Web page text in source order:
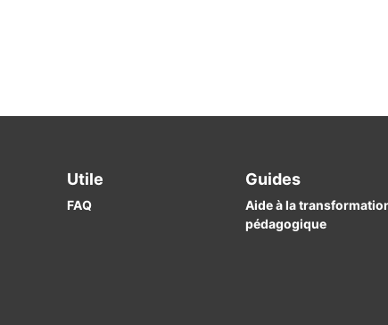
Utile
FAQ
Guides
Aide à la
pédagogique